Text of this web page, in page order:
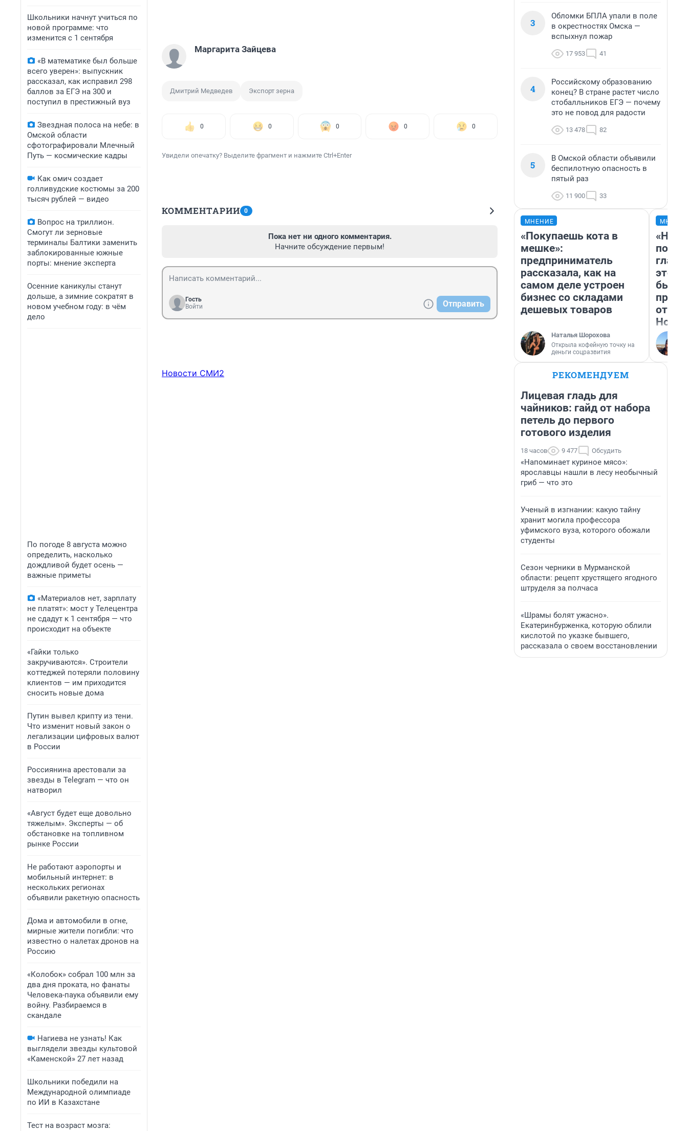
Школьники начнут учиться по
новой программе: что
изменится с 1 сентября
«В математике был больше
всего уверен»: выпускник
рассказал, как исправил 298
баллов за ЕГЭ на 300 и
поступил в престижный вуз
Звездная полоса на небе: в
Омской области
сфотографировали Млечный
Путь — космические кадры
Как омич создает
голливудские костюмы за 200
тысяч рублей — видео
Вопрос на триллион.
Смогут ли зерновые
терминалы Балтики заменить
заблокированные южные
порты: мнение эксперта
Осенние каникулы станут
дольше, а зимние сократят в
новом учебном году: в чём
дело
По погоде 8 августа можно
определить, насколько
дождливой будет осень —
важные приметы
«Материалов нет, зарплату
не платят»: мост у Телецентра
не сдадут к 1 сентября — что
происходит на объекте
«Гайки только
закручиваются». Строители
коттеджей потеряли половину
клиентов — им приходится
сносить новые дома
Путин вывел крипту из тени.
Что изменит новый закон о
легализации цифровых валют
в России
Россиянина арестовали за
звезды в Telegram — что он
натворил
«Август будет еще довольно
тяжелым». Эксперты — об
обстановке на топливном
рынке России
Не работают аэропорты и
мобильный интернет: в
нескольких регионах
объявили ракетную опасность
Дома и автомобили в огне,
мирные жители погибли: что
известно о налетах дронов на
Россию
«Колобок» собрал 100 млн за
два дня проката, но фанаты
Человека-паука объявили ему
войну. Разбираемся в
скандале
Нагиева не узнать! Как
выглядели звезды культовой
«Каменской» 27 лет назад
Школьники победили на
Международной олимпиаде
по ИИ в Казахстане
Тест на возраст мозга:
Маргарита Зайцева
Дмитрий Медведев Экспорт зерна
0 0 0 0 0
Увидели опечатку? Выделите фрагмент и нажмите Ctrl+Enter
КОММЕНТАРИИ 0
Пока нет ни одного комментария.
Начните обсуждение первым!
Гость
Войти
Отправить
Новости СМИ2
3
Обломки БПЛА упали в поле
в окрестностях Омска —
вспыхнул пожар
17 953 41
4
Российскому образованию
конец? В стране растет число
стобалльников ЕГЭ — почему
это не повод для радости
13 478 82
5
В Омской области объявили
беспилотную опасность в
пятый раз
11 900 33
МНЕНИЕ
«Покупаешь кота в
мешке»:
предприниматель
рассказала, как на
самом деле устроен
бизнес со складами
дешевых товаров
Наталья Шорохова
Открыла кофейную точку на
деньги соцразвития
этого
бьет
РЕКОМЕНДУЕМ
Лицевая гладь для
чайников: гайд от набора
петель до первого
готового изделия
18 часов 9 477 Обсудить
«Напоминает куриное мясо»:
ярославцы нашли в лесу необычный
гриб — что это
Ученый в изгнании: какую тайну
хранит могила профессора
уфимского вуза, которого обожали
студенты
Сезон черники в Мурманской
области: рецепт хрустящего ягодного
штруделя за полчаса
«Шрамы болят ужасно».
Екатеринбурженка, которую облили
кислотой по указке бывшего,
рассказала о своем восстановлении